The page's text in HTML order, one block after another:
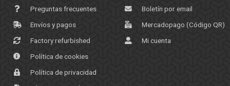
Preguntas frecuentes
Envíos y pagos
Factory refurbished
Política de cookies
Política de privacidad
Boletín por email
Mercadopago (Código QR)
Mi cuenta